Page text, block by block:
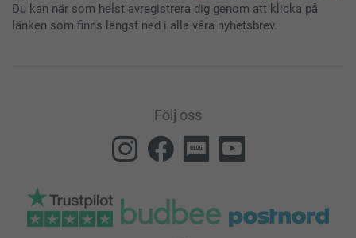
Du kan när som helst avregistrera dig genom att klicka på
länken som finns längst ned i alla våra nyhetsbrev.
Följ oss